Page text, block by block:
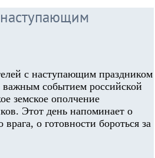
наступающим
с наступающим праздником
событием российской
земское ополчение
Этот день напоминает о
о готовности бороться за